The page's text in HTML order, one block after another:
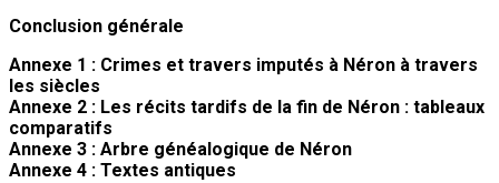
Conclusion générale
Annexe 1 : Crimes et travers imputés à Néron à travers
les siècles
Annexe 2 : Les récits tardifs de la fin de Néron : tableaux
comparatifs
Annexe 3 : Arbre généalogique de Néron
Annexe 4 : Textes antiques